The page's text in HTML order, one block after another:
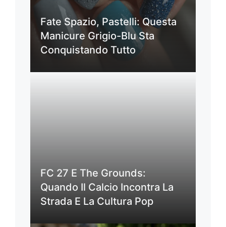
Fate Spazio, Pastelli: Questa
Manicure Grigio-Blu Sta
Conquistando Tutto
FC 27 E The Grounds:
Quando Il Calcio Incontra La
Strada E La Cultura Pop